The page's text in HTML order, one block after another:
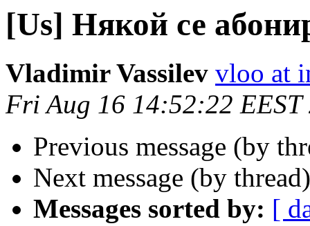
[Us] Някой се
Vladimir Vassilev vloo at
Fri Aug 16 14:52:22 EEST
Previous message (by
Next message (by
Messages sorted by: [